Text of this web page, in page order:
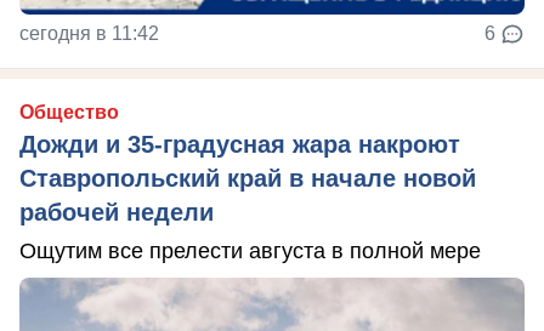
сегодня в 11:42 6
Общество
Дожди и 35-градусная жара накроют
Ставропольский край в начале новой
рабочей недели
Ощутим все прелести августа в полной мере